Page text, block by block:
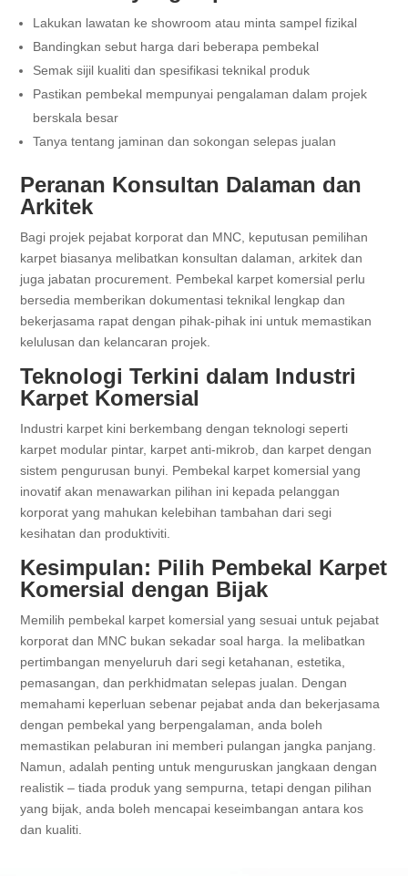
Lakukan lawatan ke showroom atau minta sampel fizikal
Bandingkan sebut harga dari beberapa pembekal
Semak sijil kualiti dan spesifikasi teknikal produk
Pastikan pembekal mempunyai pengalaman dalam projek
berskala besar
Tanya tentang jaminan dan sokongan selepas jualan
Peranan Konsultan Dalaman dan
Arkitek
Bagi projek pejabat korporat dan MNC, keputusan pemilihan
karpet biasanya melibatkan konsultan dalaman, arkitek dan
juga jabatan procurement. Pembekal karpet komersial perlu
bersedia memberikan dokumentasi teknikal lengkap dan
bekerjasama rapat dengan pihak-pihak ini untuk memastikan
kelulusan dan kelancaran projek.
Teknologi Terkini dalam Industri
Karpet Komersial
Industri karpet kini berkembang dengan teknologi seperti
karpet modular pintar, karpet anti-mikrob, dan karpet dengan
sistem pengurusan bunyi. Pembekal karpet komersial yang
inovatif akan menawarkan pilihan ini kepada pelanggan
korporat yang mahukan kelebihan tambahan dari segi
kesihatan dan produktiviti.
Kesimpulan: Pilih Pembekal Karpet
Komersial dengan Bijak
Memilih pembekal karpet komersial yang sesuai untuk pejabat
korporat dan MNC bukan sekadar soal harga. Ia melibatkan
pertimbangan menyeluruh dari segi ketahanan, estetika,
pemasangan, dan perkhidmatan selepas jualan. Dengan
memahami keperluan sebenar pejabat anda dan bekerjasama
dengan pembekal yang berpengalaman, anda boleh
memastikan pelaburan ini memberi pulangan jangka panjang.
Namun, adalah penting untuk menguruskan jangkaan dengan
realistik – tiada produk yang sempurna, tetapi dengan pilihan
yang bijak, anda boleh mencapai keseimbangan antara kos
dan kualiti.